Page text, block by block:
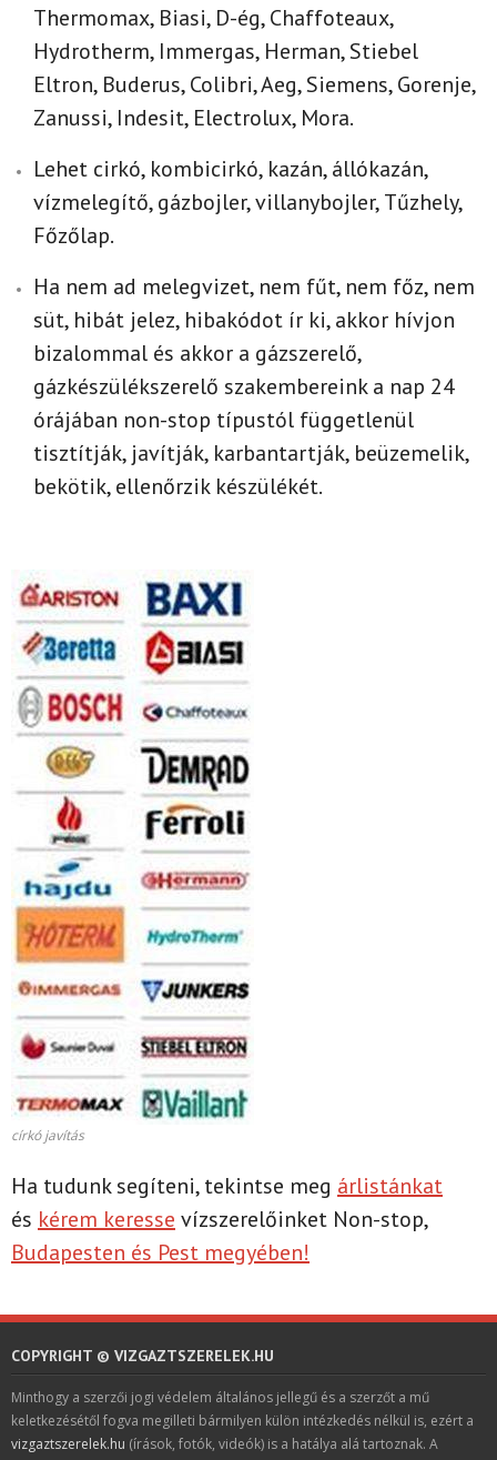
Thermomax, Biasi, D-ég, Chaffoteaux,
Hydrotherm, Immergas, Herman, Stiebel
Eltron, Buderus, Colibri, Aeg,Siemens, Gorenje,
Zanussi, Indesit, Electrolux, Mora.
Lehet cirkó, kombicirkó, kazán,állókazán,
vízmelegítő,gázbojler, villanybojler,Tűzhely,
Főzőlap.
Ha nem ad melegvizet, nem fűt, nem főz, nem
süt, hibát jelez, hibakódot ír ki, akkor hívjon
bizalommal és akkor a gázszerelő,
gázkészülékszerelő szakembereink a nap 24
órájában non-stop típustól függetlenül
tisztítják, javítják, karbantartják, beüzemelik,
bekötik, ellenőrzik készülékét.
církó javítás
Ha tudunk segíteni, tekintse meg árlistánkat
és kérem keresse vízszerelőinket Non-stop,
Budapesten és Pest megyében!
COPYRIGHT © VIZGAZTSZERELEK.HU
Minthogy a szerzői jogi védelem általános jellegű és a szerzőt a mű
keletkezésétől fogva megilleti bármilyen külön intézkedés nélkül is, ezért a
vizgaztszerelek.hu (írások, fotók, videók) is a hatálya alá tartoznak. A